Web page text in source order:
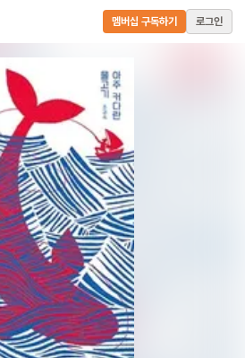
멤버십 구독하기 로그인